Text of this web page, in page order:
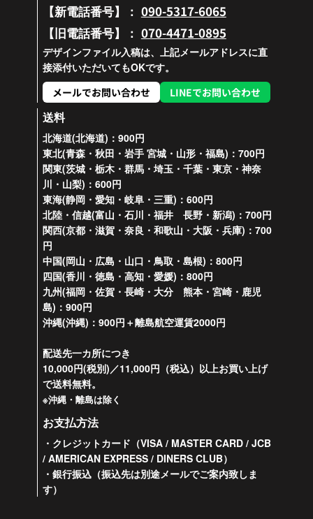
【新電話番号】： 090-5317-6065
【旧電話番号】： 070-4471-0895
デザインファイル入稿は、上記メールアドレスに直
接添付いただいてもOKです。
メールでお問い合わせ
LINEでお問い合わせ
送料
北海道(北海道)：900円
東北(青森・秋田・岩手 宮城・山形・福島)：700円
関東(茨城・栃木・群馬・埼玉・千葉・東京・神奈
川・山梨)：600円
東海(静岡・愛知・岐阜・三重)：600円
北陸・信越(富山・石川・福井 長野・新潟)：700円
関西(京都・滋賀・奈良・和歌山・大阪・兵庫)：700
円
中国(岡山・広島・山口・鳥取・島根)：800円
四国(香川・徳島・高知・愛媛)：800円
九州(福岡・佐賀・長崎・大分 熊本・宮崎・鹿児
島)：900円
沖縄(沖縄)：900円＋離島航空運賃2000円
配送先一カ所につき
10,000円(税別)／11,000円（税込）以上お買い上げ
で送料無料。
※沖縄・離島は除く
お支払方法
・クレジットカード（VISA / MASTER CARD / JCB
/ AMERICAN EXPRESS / DINERS CLUB）
・銀行振込（振込先は別途メールでご案内致しま
す）